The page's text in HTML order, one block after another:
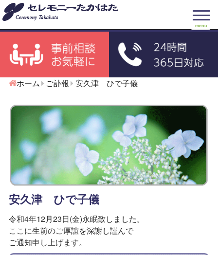
menu
ホーム ご訃報 安久津 ひで子儀
安久津 ひで子儀
令和4年12月23日(金)永眠致しました。
ここに生前のご厚誼を深謝し謹んで
ご通知申し上げます。